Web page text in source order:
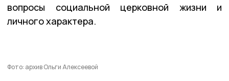
вопросы социальной церковной жизни и
личного характера.
Фото: архив Ольги Алексеевой